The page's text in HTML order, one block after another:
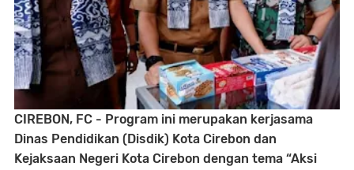
CIREBON, FC - Program ini merupakan kerjasama
Dinas Pendidikan (Disdik) Kota Cirebon dan
Kejaksaan Negeri Kota Cirebon dengan tema “Aksi